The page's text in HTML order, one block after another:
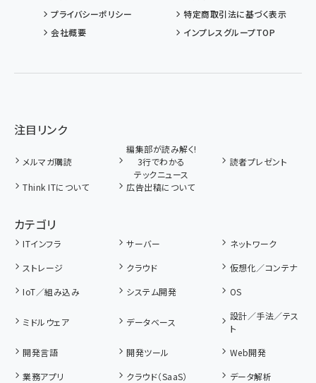
プライバシーポリシー
特定商取引法に基づく表示
会社概要
インプレスグループTOP
注目リンク
メルマガ購読
編集部が読み解く!
3行でわかる
テックニュース
読者プレゼント
Think ITについて 広告出稿について
カテゴリ
ITインフラ サーバー
ネットワーク
ストレージ
クラウド
仮想化／コンテナ
IoT／組み込み
システム開発 OS
ミドルウェア データベース
設計／手法／テス
ト
開発言語
開発ツール
Web開発
業務アプリ
クラウド（SaaS）
データ解析